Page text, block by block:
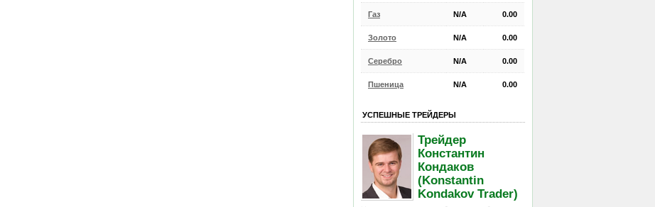
Газ N/A 0.00
Золото N/A 0.00
Серебро N/A 0.00
Пшеница N/A 0.00
УСПЕШНЫЕ ТРЕЙДЕРЫ
Трейдер
Константин
Кондаков
(Konstantin
Kondakov Trader)